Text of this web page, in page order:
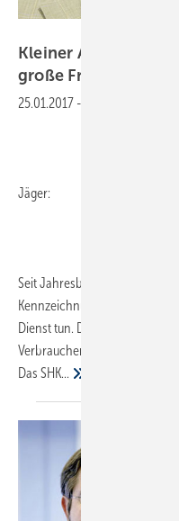
Kleiner Aufkleber,
große Fragen
25.01.2017 -
Jäger:
Seit Jahresbeginn 2017
Kennzeichnung von
Dienst tun. Der
Verbraucher so beliebt sein
Das SHK...